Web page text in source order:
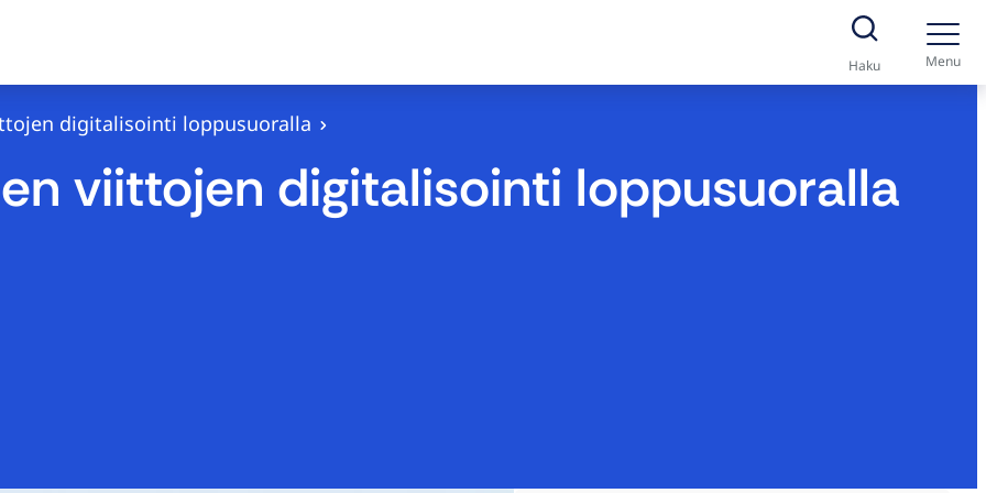
Haku Menu
digitalisointi loppusuoralla
viittojen digitalisointi loppusuoralla